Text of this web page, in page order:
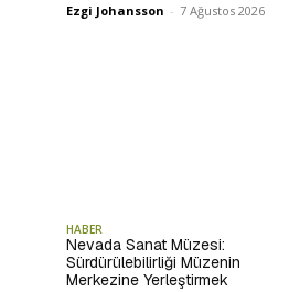
Ezgi Johansson - 7 Ağustos 2026
HABER
Nevada Sanat Müzesi:
Sürdürülebilirliği Müzenin
Merkezine Yerleştirmek